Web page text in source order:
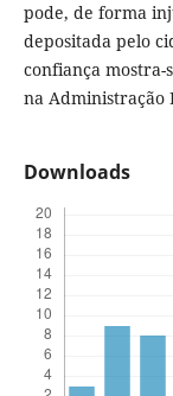
pode, de forma
depositada pelo
confiança mostra-
na Administração
Downloads